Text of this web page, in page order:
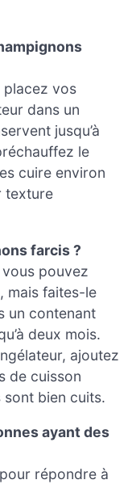
placez vos
dans un
jusqu’à
le
cuire environ
texture
farcis ?
pouvez
mais faites-le
un contenant
deux mois.
ajoutez
de cuisson
sont bien cuits.
ayant des
répondre à